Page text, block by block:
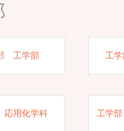
工学部 工
用化学科 工学